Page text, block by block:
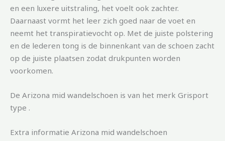
en een luxere uitstraling, het voelt ook zachter.
Daarnaast vormt het leer zich goed naar de voet en
neemt het transpiratievocht op. Met de juiste polstering
en de lederen tong is de binnenkant van de schoen zacht
op de juiste plaatsen zodat drukpunten worden
voorkomen.
De Arizona mid wandelschoen is van het merk Grisport
type .
Extra informatie Arizona mid wandelschoen